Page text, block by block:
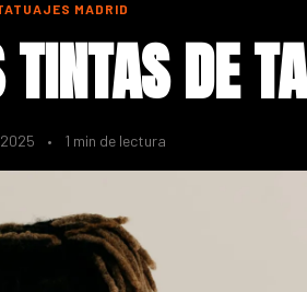
MADRID
DE
• 1 min de lectura